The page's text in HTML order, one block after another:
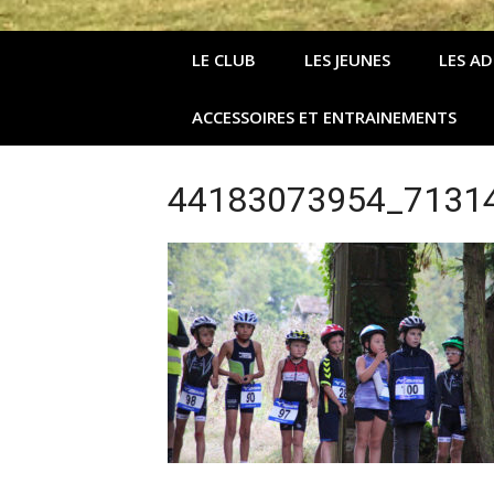
LE CLUB LES JEUNES LES
ACCESSOIRES ET ENTRAINEMENTS